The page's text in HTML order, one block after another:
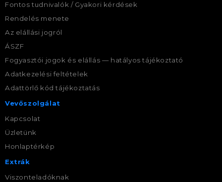
Fontos tudnivalók / Gyakori kérdések
Rendelés menete
Az elállási jogról
ÁSZF
Fogyasztói jogok és elállás — hatályos tájékoztató
Adatkezelési feltételek
Adattörlő kód tájékoztatás
Vevőszolgálat
Kapcsolat
Üzletünk
Honlaptérkép
Extrák
Viszonteladóknak